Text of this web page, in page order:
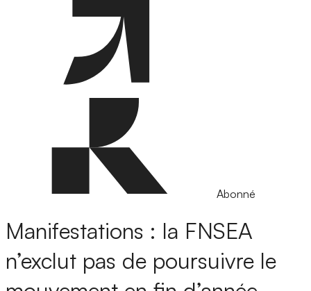
Abonné
Manifestations : la FNSEA
n’exclut pas de poursuivre le